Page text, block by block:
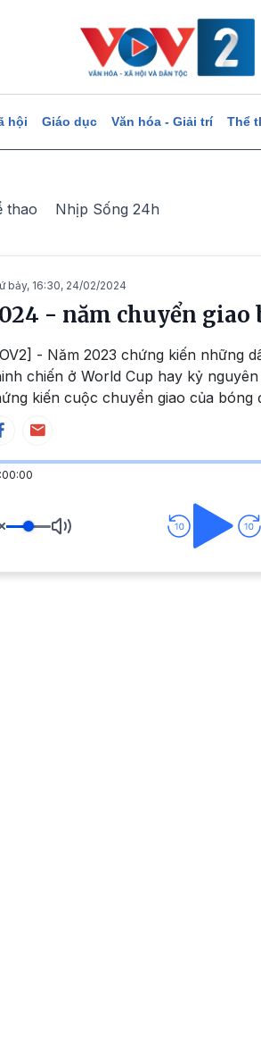
hội Giáo dục Văn hóa - Giải trí Thể
thao Nhịp Sống 24h
bảy, 16:30, 24/02/2024
- năm chuyển giao
- Năm 2023 chứng kiến những
chiến ở World Cup hay kỷ
kiến cuộc chuyển giao của bóng